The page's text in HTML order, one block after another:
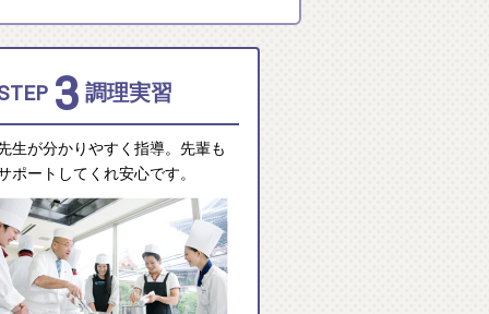
3 調理実習
生が分かりやすく指導。先輩も
ポートしてくれ安心です。